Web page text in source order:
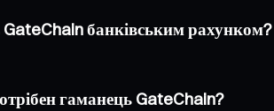
банківським рахунком?
гаманець GateChain?